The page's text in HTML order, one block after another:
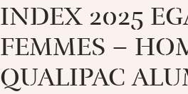
INDEX 2025
FEMMES –
QUALIPAC